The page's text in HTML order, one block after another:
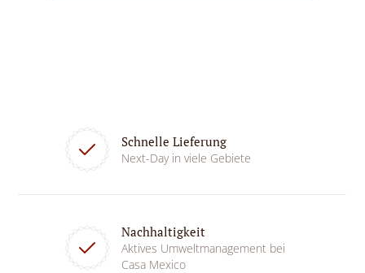
Schnelle Lieferung
Next-Day in viele Gebiete
Nachhaltigkeit
Aktives Umweltmanagement bei
Casa Mexico